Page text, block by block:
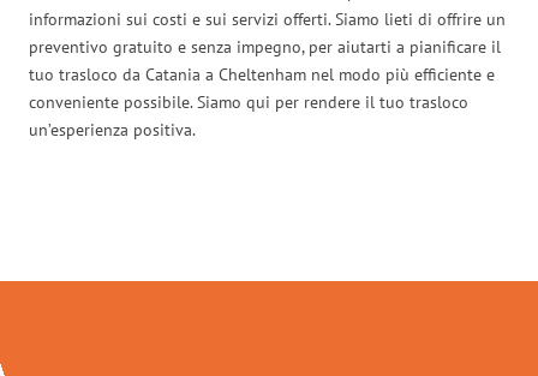
informazioni sui costi e sui servizi offerti. Siamo lieti di offrire un
preventivo gratuito e senza impegno, per aiutarti a pianificare il
tuo trasloco da Catania a Cheltenham nel modo più efficiente e
conveniente possibile. Siamo qui per rendere il tuo trasloco
un’esperienza positiva.